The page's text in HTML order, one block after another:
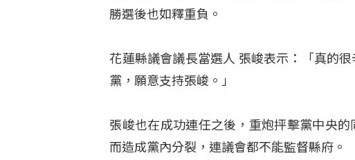
勝選後也如釋重負。
花蓮縣議會議長當選人 張峻表示：「真的
黨，願意支持張峻。」
張峻也在成功連任之後，重炮抨擊黨中央
而造成黨內分裂，連議會都不能監督縣府。